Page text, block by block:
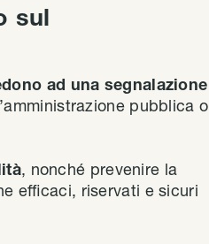
sul
ad una segnalazione
pubblica o
, nonché prevenire la
efficaci, riservati e sicuri